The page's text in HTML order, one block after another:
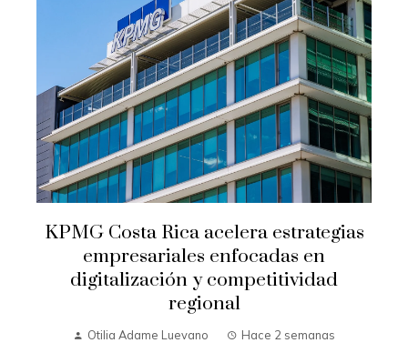
KPMG Costa Rica acelera estrategias
empresariales enfocadas en
digitalización y competitividad
regional
Otilia Adame Luevano Hace 2 semanas